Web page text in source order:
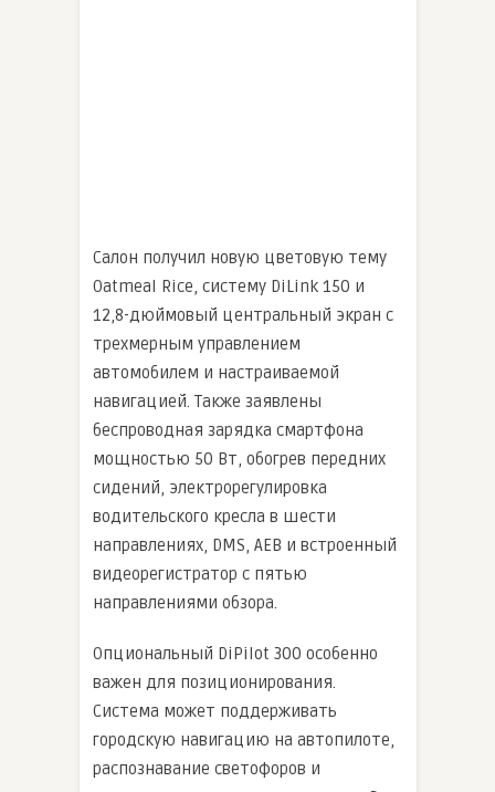
Салон получил новую цветовую тему
Oatmeal Rice, систему DiLink 150 и
12,8-дюймовый центральный экран с
трехмерным управлением
автомобилем и настраиваемой
навигацией. Также заявлены
беспроводная зарядка смартфона
мощностью 50 Вт, обогрев передних
сидений, электрорегулировка
водительского кресла в шести
направлениях, DMS, AEB и встроенный
видеорегистратор с пятью
направлениями обзора.
Опциональный DiPilot 300 особенно
важен для позиционирования.
Система может поддерживать
городскую навигацию на автопилоте,
распознавание светофоров и